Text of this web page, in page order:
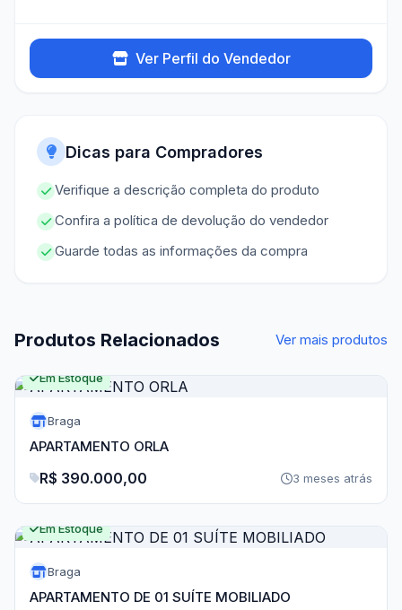
Ver Perfil do Vendedor
Dicas para Compradores
Verifique a descrição completa do produto
Confira a política de devolução do vendedor
Guarde todas as informações da compra
Produtos Relacionados Ver mais produtos
Em Estoque
Braga
APARTAMENTO ORLA
R$ 390.000,00 3 meses atrás
Em Estoque
Braga
APARTAMENTO DE 01 SUÍTE MOBILIADO